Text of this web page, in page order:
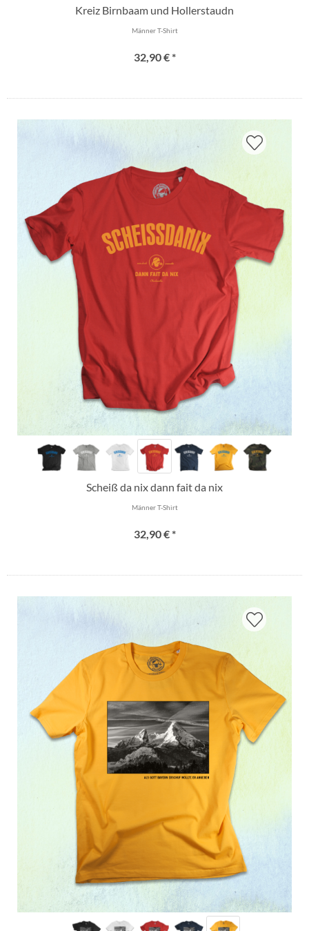
Kreiz Birnbaam und Hollerstaudn
Männer T-Shirt
32,90 € *
Scheiß da nix dann fait da nix
Männer T-Shirt
32,90 € *